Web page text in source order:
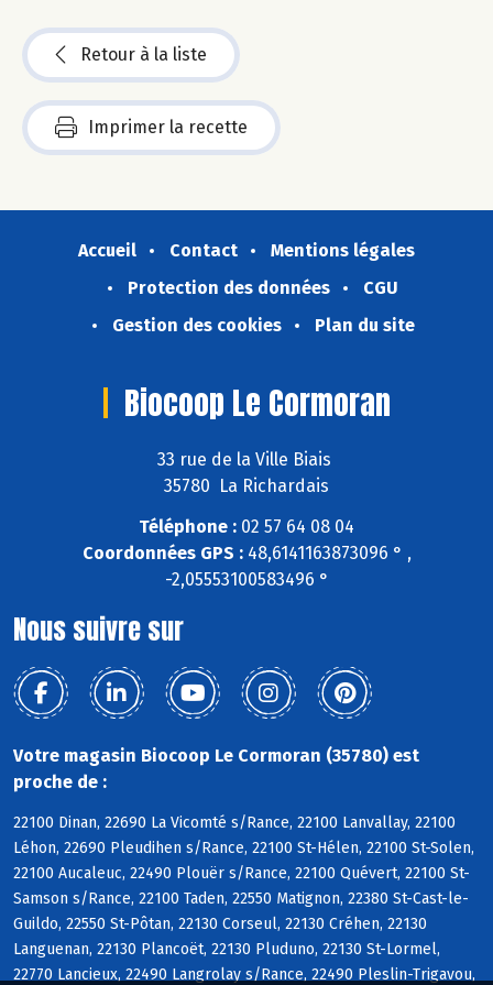
Retour à la liste
Imprimer la recette
Accueil Contact
Mentions légales
Protection des données
CGU
Gestion des cookies
Plan du site
Biocoop Le Cormoran
33 rue de la Ville Biais
35780 La Richardais
Téléphone : 02 57 64 08 04
Coordonnées GPS :48,6141163873096 ° ,
-2,05553100583496 °
Nous suivre sur
Votre magasin Biocoop Le Cormoran (35780) est
proche de :
22100 Dinan, 22690 La Vicomté s/Rance, 22100 Lanvallay, 22100
Léhon, 22690 Pleudihen s/Rance, 22100 St-Hélen, 22100 St-Solen,
22100 Aucaleuc, 22490 Plouër s/Rance, 22100 Quévert, 22100 St-
Samson s/Rance, 22100 Taden, 22550 Matignon, 22380 St-Cast-le-
Guildo, 22550 St-Pôtan, 22130 Corseul, 22130 Créhen, 22130
Languenan, 22130 Plancoët, 22130 Pluduno, 22130 St-Lormel,
22770 Lancieux, 22490 Langrolay s/Rance, 22490 Pleslin-Trigavou,